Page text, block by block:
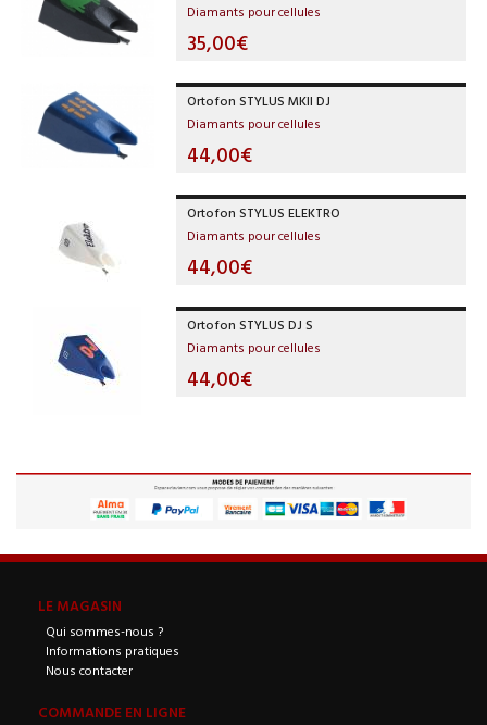
Diamants pour cellules
35,00€
Ortofon STYLUS MKII DJ
Diamants pour cellules
44,00€
Ortofon STYLUS ELEKTRO
Diamants pour cellules
44,00€
Ortofon STYLUS DJ S
Diamants pour cellules
44,00€
LE MAGASIN
Qui sommes-nous ?
Informations pratiques
Nous contacter
COMMANDE EN LIGNE